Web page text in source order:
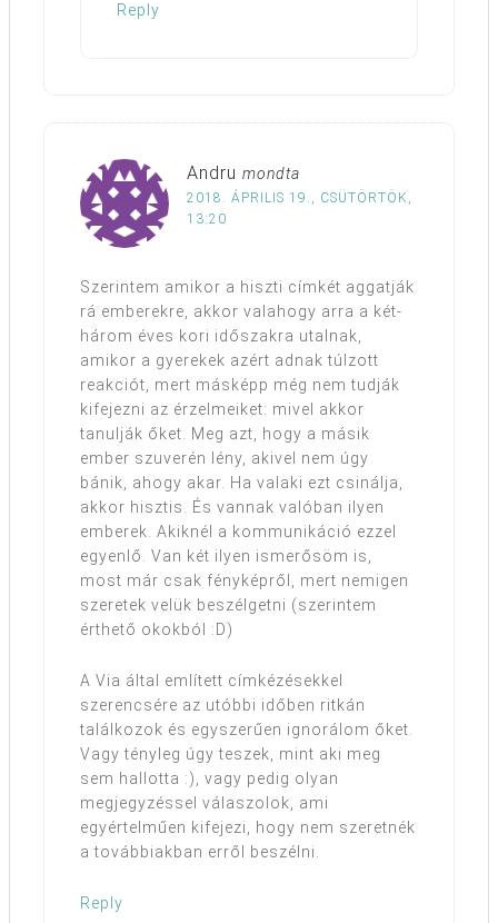
Reply
Andru mondta
2018. ÁPRILIS 19., CSÜTÖRTÖK,
13:20
Szerintem amikor a hiszti címkét aggatják
rá emberekre, akkor valahogy arra a két-
három éves kori időszakra utalnak,
amikor a gyerekek azért adnak túlzott
reakciót, mert másképp még nem tudják
kifejezni az érzelmeiket: mivel akkor
tanulják őket. Meg azt, hogy a másik
ember szuverén lény, akivel nem úgy
bánik, ahogy akar. Ha valaki ezt csinálja,
akkor hisztis. És vannak valóban ilyen
emberek. Akiknél a kommunikáció ezzel
egyenlő. Van két ilyen ismerősöm is,
most már csak fényképről, mert nemigen
szeretek velük beszélgetni (szerintem
érthető okokból :D)
A Via által említett címkézésekkel
szerencsére az utóbbi időben ritkán
találkozok és egyszerűen ignorálom őket.
Vagy tényleg úgy teszek, mint aki meg
sem hallotta :), vagy pedig olyan
megjegyzéssel válaszolok, ami
egyértelműen kifejezi, hogy nem szeretnék
a továbbiakban erről beszélni.
Reply